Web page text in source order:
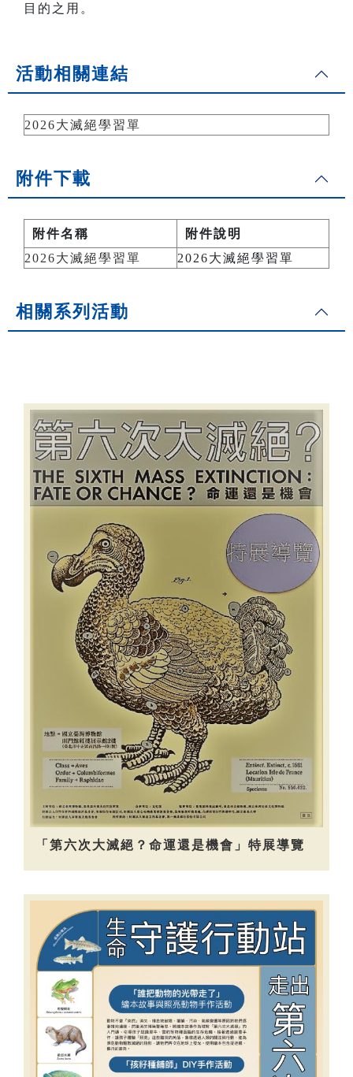
目的之用。
活動相關連結
2026大滅絕學習單
附件下載
附件名稱
附件說明
2026大滅絕學習單
2026大滅絕學習單
相關系列活動
「第六次大滅絕？命運還是機會」特展導覽